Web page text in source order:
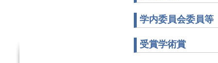
学内委員会委員等
受賞学術賞